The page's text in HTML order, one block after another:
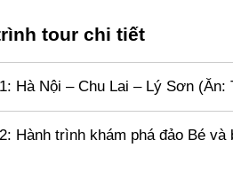
tour chi tiết
Hà Nội – Chu Lai – Lý Sơn (Ăn:
Quý khách tập trung tại cổng Công
dẫn viênVietSense Travel đón
Hành trình khám phá đảo Bé